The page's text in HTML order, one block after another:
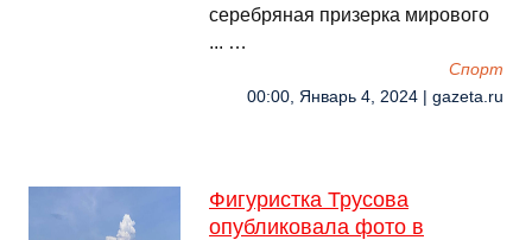
серебряная призерка мирового
... …
Спорт
00:00, Январь 4, 2024 | gazeta.ru
Фигуристка Трусова
опубликовала фото в